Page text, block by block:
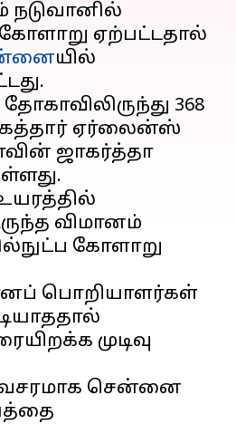
நடுவானில்
ஏற்பட்டதால்
யில்
368
ஏர்லைன்ஸ்
ஜாகர்த்தா
விமானம்
கோளாறு
பொறியாளர்கள்
முடிவு
சென்னை